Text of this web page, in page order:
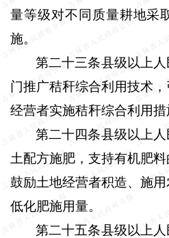
量等级对不同质量耕地采
施。
第二十三条县级以上
门推广秸秆综合利用技术，
经营者实施秸秆综合利用措
第二十四条县级以上
土配方施肥，支持有机肥
鼓励土地经营者积造、施
低化肥施用量。
第二十五条县级以上